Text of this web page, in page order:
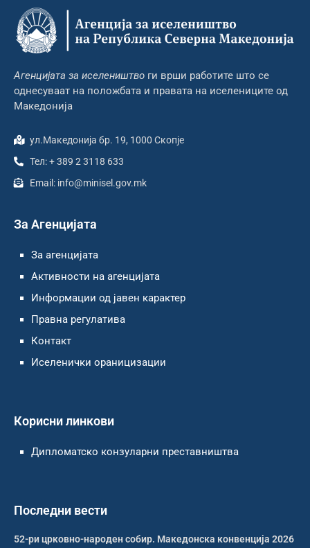
Агенцијата за иселеништво ги врши работите што се
однесуваат на положбата и правата на иселениците од
Македонија
ул.Македонија бр. 19, 1000 Скопје
Тел: + 389 2 3118 633
Email: info@minisel.gov.mk
За Агенцијата
За агенцијата
Активности на агенцијата
Информации од јавен карактер
Правна регулатива
Контакт
Иселенички ораницизации
Корисни линкови
Дипломатско конзуларни преставништва
Последни вести
52-ри црковно-народен собир. Македонска конвенција 2026